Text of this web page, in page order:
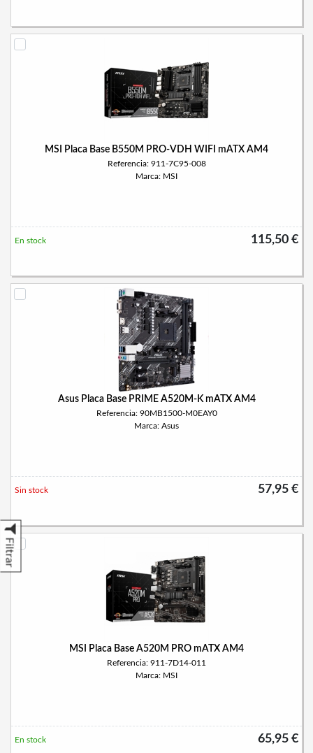
Filtrar
MSI Placa Base B550M PRO-VDH WIFI mATX AM4
Referencia: 911-7C95-008
Marca: MSI
115,50 €
En stock
Asus Placa Base PRIME A520M-K mATX AM4
Referencia: 90MB1500-M0EAY0
Marca: Asus
57,95 €
Sin stock
MSI Placa Base A520M PRO mATX AM4
Referencia: 911-7D14-011
Marca: MSI
65,95 €
En stock